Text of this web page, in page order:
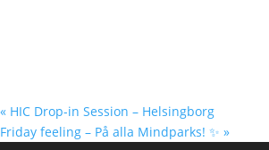
« HIC Drop-in Session – Helsingborg
Friday feeling – På alla Mindparks! ✨ »